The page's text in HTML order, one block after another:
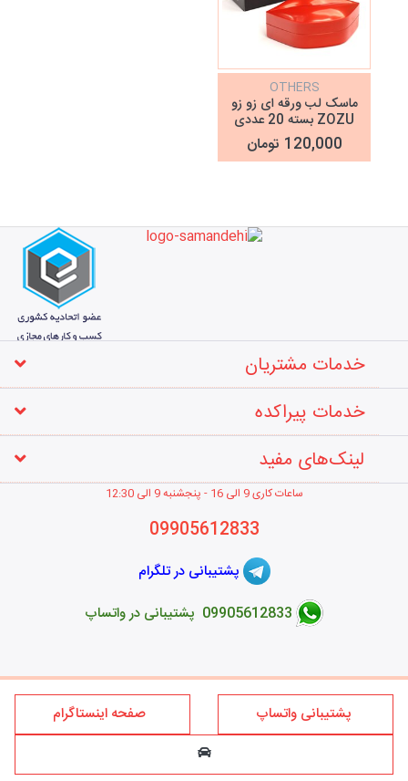
OTHERS
ماسک لب ورقه ای زو زو
ZOZU بسته 20 عددی
120,000 تومان
خدمات مشتریان
خدمات پیراکده
لینک‌های مفید
ساعات کاری 9 الی 16 - پنجشنبه 9 الی 12 :30
09905612833
پشتیبانی در تلگرام
09905612833 پشتیبانی در واتساپ
طراحی فروشگاه اینترنتی
کلیه حقوق این سایت متعلق به برند پیراکده می‌باشد؛ استفاده از مطالب
فروشگاه اینترنتی پیراکده فقط برای مقاصد غیر تجاری و با ذکر منبع و درج
پشتیبانی واتساپ صفحه اینستاگرام